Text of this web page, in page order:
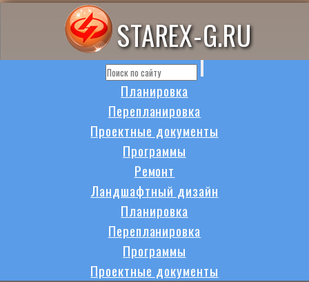
STAREX-G.RU
Планировка
Перепланировка
Проектные документы
Программы
Ремонт
Ландшафтный дизайн
Планировка
Перепланировка
Программы
Проектные документы